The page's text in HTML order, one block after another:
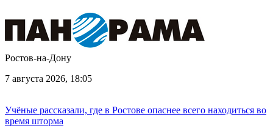
Ростов-на-Дону
7 августа 2026, 18:05
Учёные рассказали, где в Ростове опаснее всего находиться во
время шторма